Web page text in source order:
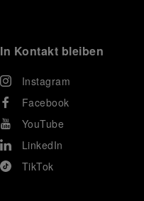
In Kontakt bleiben
Instagram
Facebook
YouTube
LinkedIn
TikTok